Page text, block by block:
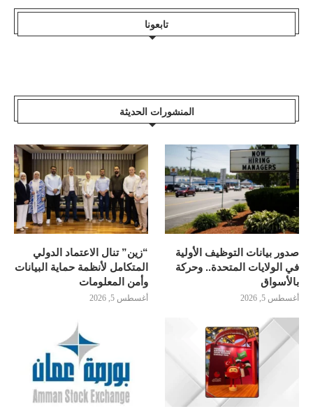
تابعونا
المنشورات الحديثة
صدور بيانات التوظيف الأولية
في الولايات المتحدة.. وحركة
بالأسواق
أغسطس 5, 2026
“زين” تنال الاعتماد الدولي
المتكامل لأنظمة حماية البيانات
وأمن المعلومات
أغسطس 5, 2026